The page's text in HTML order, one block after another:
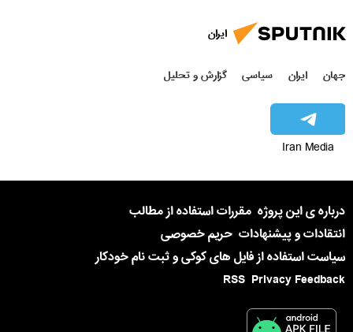
ایران
جهان ایران سیاسی گزارش و تحلیل
Iran Media
درباره ی این پروژه مقررات استفاده از مطالب
انتقادات و پیشنهادات حریم خصوصی
سیاست استفاده از فایل های کوکی و ثبت نام خودکار
Privacy Feedback
RSS